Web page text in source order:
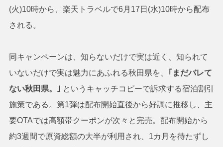
(火)10時から、楽天トラベルで6月17日(水)10時から配布
される。
同キャンペーンは、知らないだけで実は近く、知られて
いないだけで実は魅力にあふれる秋田県を、
｢まだバレて
ない秋田県。｣ というキャッチコピーで訴求する宿泊割引
施策である。第1弾は配布開始直後から好調に推移し、主
要OTAでは高額帯クーポンが次々と完売。配布開始から
約3週間で原資総額の大半が利用され、1カ月を待たずし